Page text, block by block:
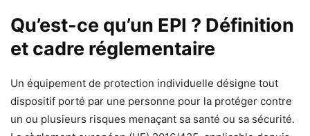
Qu’est-ce qu’un EPI ? Définition
et cadre réglementaire
Un équipement de protection individuelle désigne tout
dispositif porté par une personne pour la protéger contre
un ou plusieurs risques menaçant sa santé ou sa sécurité.